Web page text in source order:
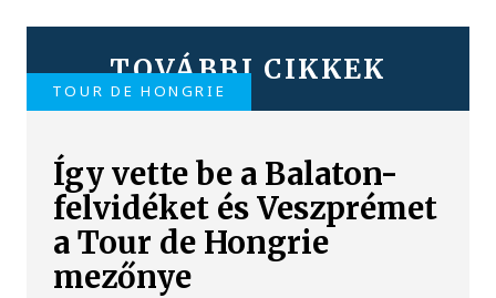
TOVÁBBI CIKKEK
TOUR DE HONGRIE
Így vette be a Balaton-
felvidéket és Veszprémet
a Tour de Hongrie
mezőnye